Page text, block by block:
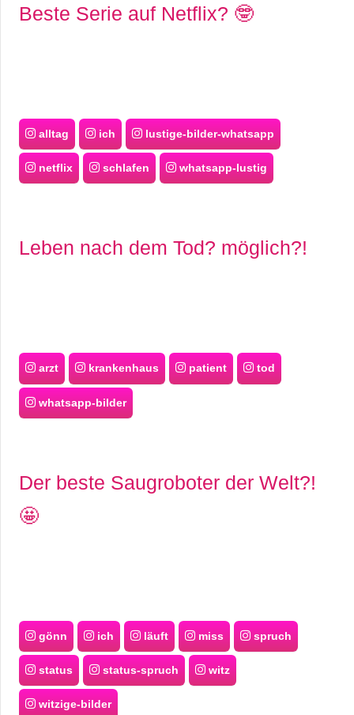
Beste Serie auf Netflix? 🤓
alltag ich lustige-bilder-whatsapp
netflix schlafen whatsapp-lustig
Leben nach dem Tod? möglich?!
arzt krankenhaus patient tod
whatsapp-bilder
Der beste Saugroboter der Welt?!
🤩
gönn ich läuft miss spruch
status status-spruch witz
witzige-bilder